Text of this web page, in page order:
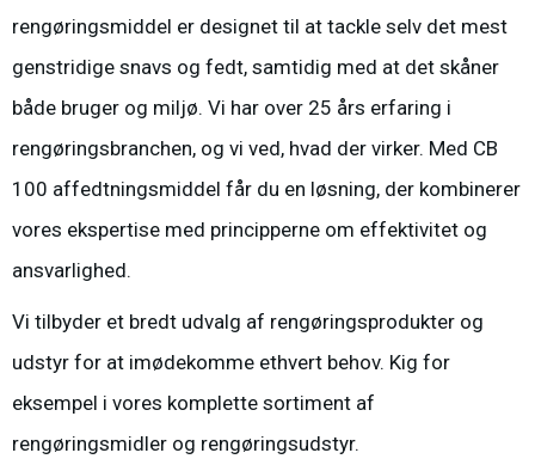
rengøringsmiddel er designet til at tackle selv det mest
genstridige snavs og fedt, samtidig med at det skåner
både bruger og miljø. Vi har over 25 års erfaring i
rengøringsbranchen, og vi ved, hvad der virker. Med CB
100 affedtningsmiddel får du en løsning, der kombinerer
vores ekspertise med principperne om effektivitet og
ansvarlighed.
Vi tilbyder et bredt udvalg af rengøringsprodukter og
udstyr for at imødekomme ethvert behov. Kig for
eksempel i vores komplette sortiment af
rengøringsmidler og rengøringsudstyr.